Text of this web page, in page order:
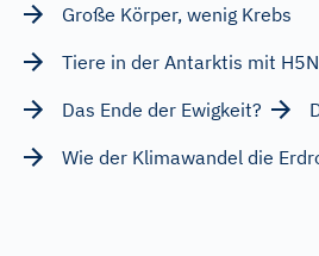
Große Körper, wenig Krebs
Tiere in der Antarktis mit
Das Ende der Ewigkeit?
Wie der Klimawandel die